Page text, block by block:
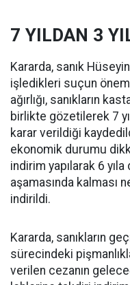
7 YILDAN 3
Kararda, sanık Hüseyin
işledikleri suçun
ağırlığı, sanıkların
birlikte gözetilerek 7
karar verildiği
ekonomik durumu
indirim yapılarak 6
aşamasında kalması
indirildi.
Kararda, sanıkların
sürecindeki
verilen cezanın